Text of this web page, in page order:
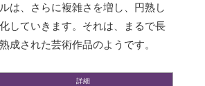
は、さらに複雑さを増し、円熟し
していきます。それは、まるで長
成された芸術作品のようです。
詳細